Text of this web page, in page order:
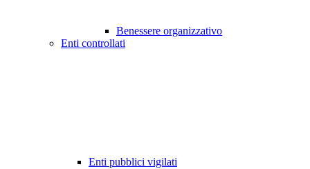
Benessere organizzativo
Enti controllati
Enti pubblici vigilati